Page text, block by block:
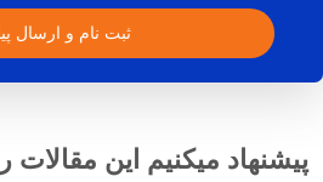
ثبت نام و ارسال
پیشنهاد میکنیم این مقالات